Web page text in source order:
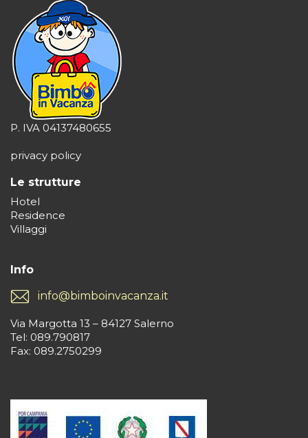
P. IVA 04137480655
privacy policy
Le strutture
Hotel
Residence
Villaggi
Info
info@bimboinvacanza.it
Via Margotta 13 – 84127 Salerno
Tel: 089.790817
Fax: 089.2750299